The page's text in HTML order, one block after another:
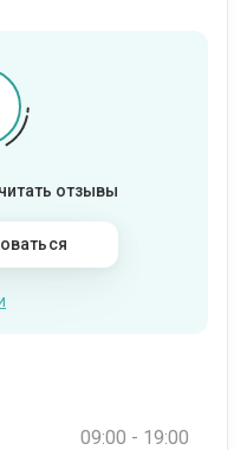
отзывы
09:00 - 19:00